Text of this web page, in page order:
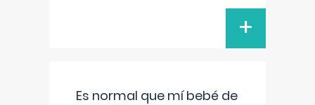
+
Es normal que mí bebé de